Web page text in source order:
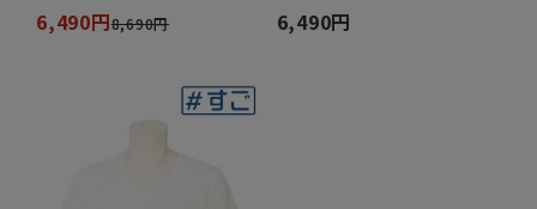
6,490円8,690円 6,490円